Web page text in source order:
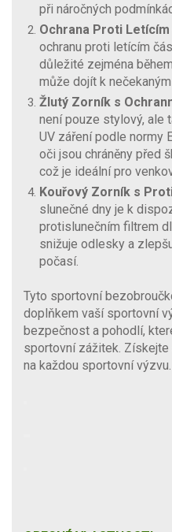
při náročných
Ochrana Proti Letícím
ochranu proti letícím
důležité zejména
může dojít k nečekaným
Žlutý Zorník s
není pouze stylový, ale
UV záření podle normy
oči jsou chráněny před
což je ideální pro
Kouřový Zorník s
slunečné dny je k
protislunečním filtrem
snižuje odlesky a
počasí.
Tyto sportovní
doplňkem vaší sportovní
bezpečnost a pohodlí,
sportovní zážitek.
na každou sportovní výzvu.